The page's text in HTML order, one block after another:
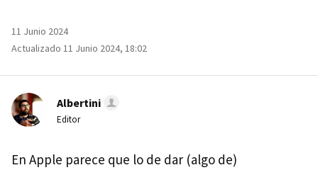
11 Junio 2024
Actualizado 11 Junio 2024, 18:02
Albertini
Editor
En Apple parece que lo de dar (algo de)